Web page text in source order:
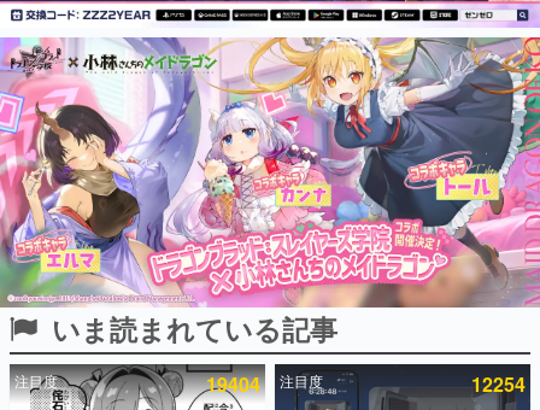
ピックアップ
電ファミのいま読まれている記事ランキング
アプリセール情報
インタビュー
連載・特集一覧
殿堂入り記事
SNS拡散数が数千以上！ ページビュー数万以上！ などな
ど。多くの人々に読まれた、電ファミ渾身の“殿堂入り”記
事をまとめました。
いま読まれている記事
注目度 19404 注目度 12254